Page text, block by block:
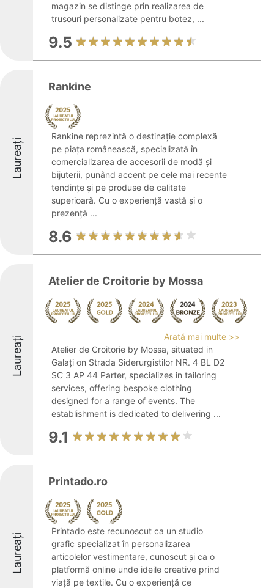
magazin se distinge prin realizarea de
trusouri personalizate pentru botez, ...
9.5
Laureați
Rankine
Rankine reprezintă o destinație complexă
pe piața românească, specializată în
comercializarea de accesorii de modă și
bijuterii, punând accent pe cele mai recente
tendințe și pe produse de calitate
superioară. Cu o experiență vastă și o
prezență ...
8.6
Laureați
Atelier de Croitorie by Mossa
Arată mai multe >>
Atelier de Croitorie by Mossa, situated in
Galați on Strada Siderurgistilor NR. 4 BL D2
SC 3 AP 44 Parter, specializes in tailoring
services, offering bespoke clothing
designed for a range of events. The
establishment is dedicated to delivering ...
9.1
Laureați
Printado.ro
Printado este recunoscut ca un studio
grafic specializat în personalizarea
articolelor vestimentare, cunoscut și ca o
platformă online unde ideile creative prind
viață pe textile. Cu o experiență ce